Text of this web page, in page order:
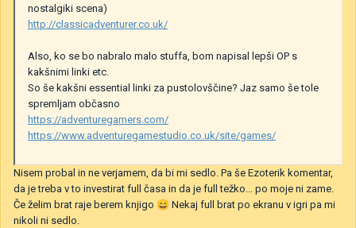
nostalgiki scena)
http://classicadventurer.co.uk/
Also, ko se bo nabralo malo stuffa, bom napisal lepši OP s
kakšnimi linki etc.
So še kakšni essential linki za pustolovščine? Jaz samo še tole
spremljam občasno
https://adventuregamers.com/
https://www.adventuregamestudio.co.uk/site/games/
Nisem probal in ne verjamem, da bi mi sedlo. Pa še Ezoterik komentar,
da je treba v to investirat full časa in da je full težko... po moje ni zame.
Če želim brat raje berem knjigo 😄 Nekaj full brat po ekranu v igri pa mi
nikoli ni sedlo.